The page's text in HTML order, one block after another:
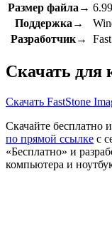
Размер файла→
Поддержка→
Разработчик→
Скачать для
Скачать FastStone
Скачайте бесплатно
по прямой ссылке с
«Бесплатно» и
компьютера и